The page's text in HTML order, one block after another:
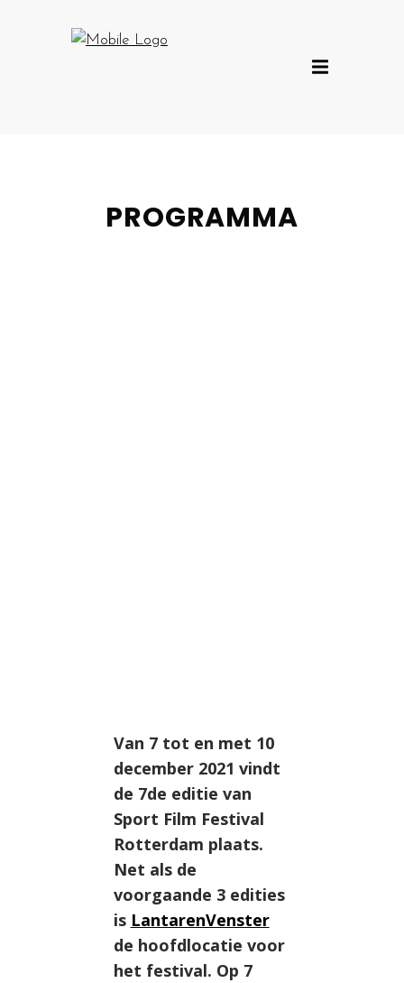
PROGRAMMA
Van 7 tot en met 10
december 2021 vindt
de 7de editie van
Sport Film Festival
Rotterdam plaats.
Net als de
voorgaande 3 edities
is LantarenVenster
de hoofdlocatie voor
het festival. Op 7